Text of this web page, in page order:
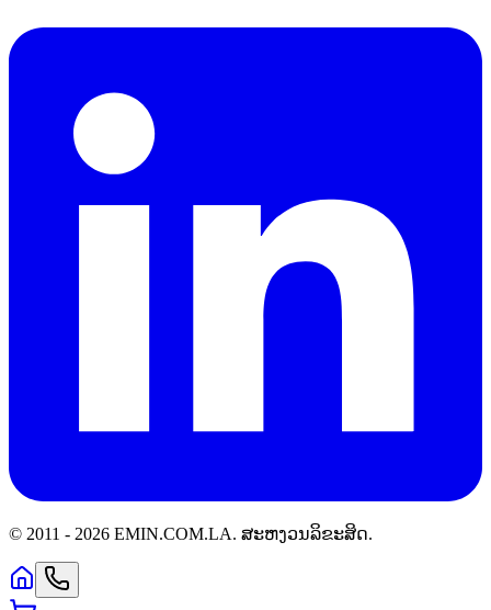
© 2011 - 2026 EMIN.COM.LA. ສະຫງວນລິຂະສິດ.